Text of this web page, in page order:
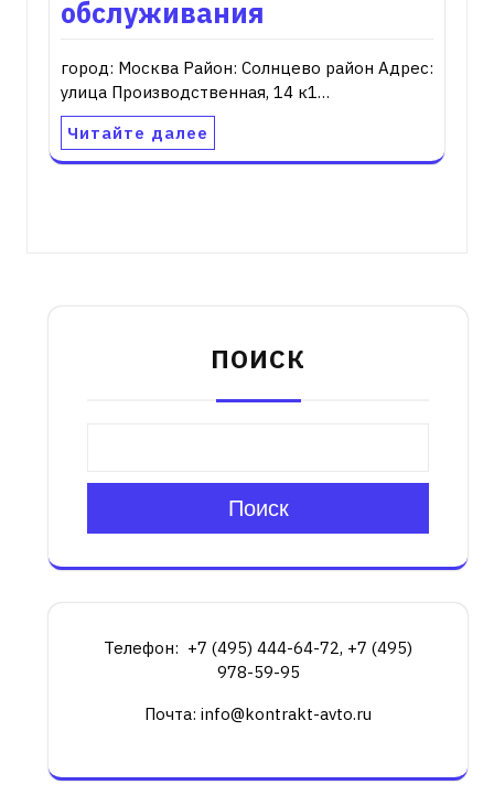
обслуживания
город: Москва Район: Солнцево район Адрес:
улица Производственная, 14 к1…
Читайте далее
ПОИСК
Поиск
Телефон: +7 (495) 444-64-72, +7 (495)
978-59-95
Почта: info@kontrakt-avto.ru